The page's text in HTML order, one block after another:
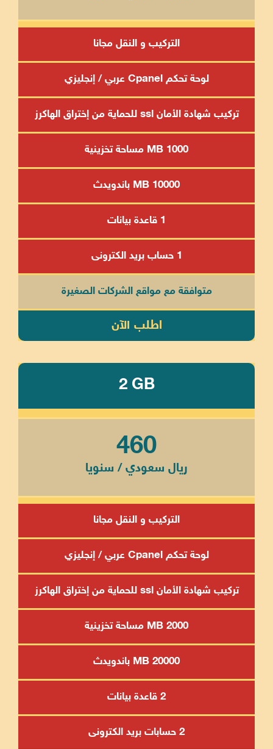
التركيب و النقل مجانا
لوحة تحكم Cpanel عربي / إنجليزي
تركيب شهادة الأمان ssl للحماية من إختراق الهاكرز
1000 MB مساحة تخزينية
10000 MB باندويدث
1 قاعدة بيانات
1 حساب بريد الكترونى
متوافقة مع مواقع الشركات الصغيرة
اطلب الآن
2 GB
460
ريال سعودي / سنويا
التركيب و النقل مجانا
لوحة تحكم Cpanel عربي / إنجليزي
تركيب شهادة الأمان ssl للحماية من إختراق الهاكرز
2000 MB مساحة تخزينية
20000 MB باندويدث
2 قاعدة بيانات
2 حسابات بريد الكترونى